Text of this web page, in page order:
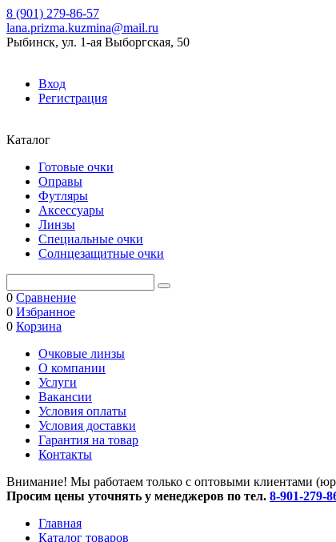
8 (901) 279-86-57
lana.prizma.kuzmina@mail.ru
Рыбинск, ул. 1-ая Выборгская, 50
Вход
Регистрация
Каталог
Готовые очки
Оправы
Футляры
Аксессуары
Линзы
Специальные очки
Солнцезащитные очки
0 Сравнение
0 Избранное
0 Корзина
Очковые линзы
O компании
Услуги
Вакансии
Условия оплаты
Условия доставки
Гарантия на товар
Контакты
Внимание! Мы работаем только с оптовыми клиентами
Просим цены уточнять у менеджеров по тел. 8-901-279-
Главная
Каталог товаров